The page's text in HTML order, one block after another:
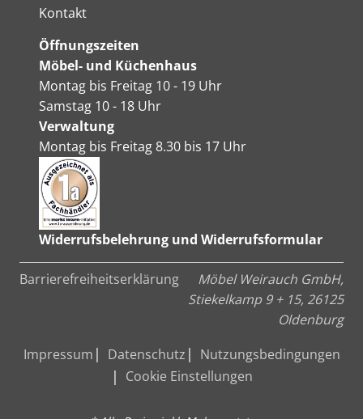
Kontakt
Öffnungszeiten
Möbel- und Küchenhaus
Montag bis Freitag 10 - 19 Uhr
Samstag 10 - 18 Uhr
Verwaltung
Montag bis Freitag 8.30 bis 17 Uhr
Widerrufsbelehrung und Widerrufsformular
Barrierefreiheitserklärung
Möbel Weirauch GmbH,
Stiekelkamp 9 + 15, 26125
Oldenburg
Impressum
Datenschutz
Nutzungsbedingungen
Cookie Einstellungen